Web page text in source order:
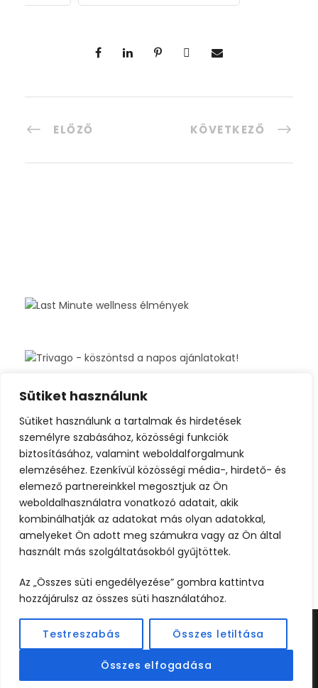
Sütiket használunk
Sütiket használunk a tartalmak és hirdetések
személyre szabásához, közösségi funkciók
biztosításához, valamint weboldalforgalmunk
elemzéséhez. Ezenkívül közösségi média-, hirdető- és
elemező partnereinkkel megosztjuk az Ön
weboldalhasználatra vonatkozó adatait, akik
kombinálhatják az adatokat más olyan adatokkal,
amelyeket Ön adott meg számukra vagy az Ön által
használt más szolgáltatásokból gyűjtöttek.
Az „Összes süti engedélyezése” gombra kattintva
hozzájárulsz az összes süti használatához.
Testreszabás Összes letiltása
Összes elfogadása
ELŐZŐ KÖVETKEZŐ
KÉSZÍTETTEWEBCREATIVE